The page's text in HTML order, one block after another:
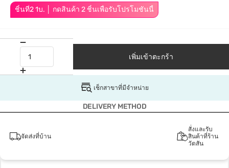
ชิ้นที่2 1บ. │ กดสินค้า 2 ชิ้นเพื่อรับโปรโมชันนี้
เพิ่มเข้าตะกร้า
เช็กสาขาที่มีจำหน่าย
DELIVERY METHOD
จัดส่งที่บ้าน
สั่งและรับ
สินค้าที่ร้าน
วัตสัน